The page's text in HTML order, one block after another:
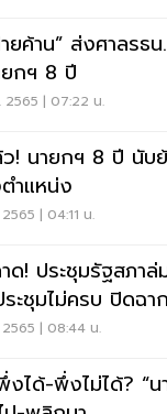
งศาลรธน.ตีความ
กฯ 8 ปี
2565 | 07:22 น.
! นายกฯ 8 ปี นับ
ำแหน่ง
| 04:11 น.
ด! ประชุมรัฐสภา
ะชุมไม่ครบ ปิดฉา
2565 | 08:44 น.
งได้-พึ่งไม่ได้? “